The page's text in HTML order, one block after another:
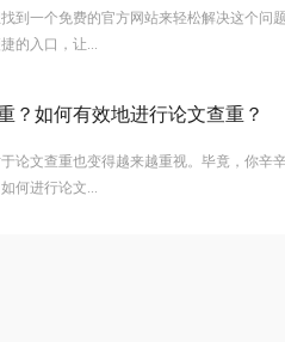
到一个免费的官方网站来轻松解决这个问
的入口，让...
？如何有效地进行论文查重？
论文查重也变得越来越重视。毕竟，你辛
何进行论文...